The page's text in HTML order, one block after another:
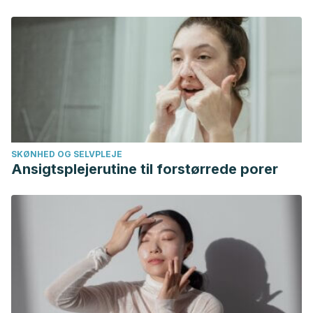
SKØNHED OG SELVPLEJE
Ansigtsplejerutine til forstørrede porer